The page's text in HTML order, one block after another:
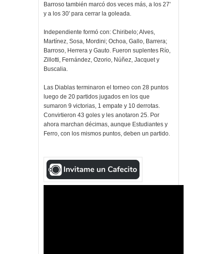
Barroso también marcó dos veces más, a los 27'
y a los 30' para cerrar la goleada.
Independiente formó con: Chiribelo; Alves,
Martínez, Sosa, Mordini; Ochoa, Gallo, Barrera;
Barroso, Herrera y Gauto. Fueron suplentes Río,
Zillotti, Fernández, Ozorio, Núñez, Jacquet y
Buscalia.
Las Diablas terminaron el torneo con 28 puntos
luego de 20 partidos jugados en los que
sumaron 9 victorias, 1 empate y 10 derrotas.
Convirtieron 43 goles y les anotaron 25. Por
ahora marchan décimas, aunque Estudiantes y
Ferro, con los mismos puntos, deben un partido.